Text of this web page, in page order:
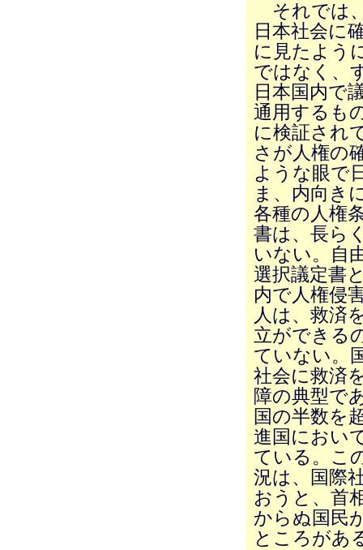
それでは
日本社会に
に見たよう
ではなく、
日本国内で
通用するも
に検証され
さが人権の
ような眼で
ま、内向き
各種の人権
書は、長ら
いない。自
選択議定書
内で人権侵
人は、救済
立ができる
ていない。
社会に救済
障の典型で
国の半数を
進国におい
ている。こ
況は、国際
おうと、首
からぬ国民
ところがあ